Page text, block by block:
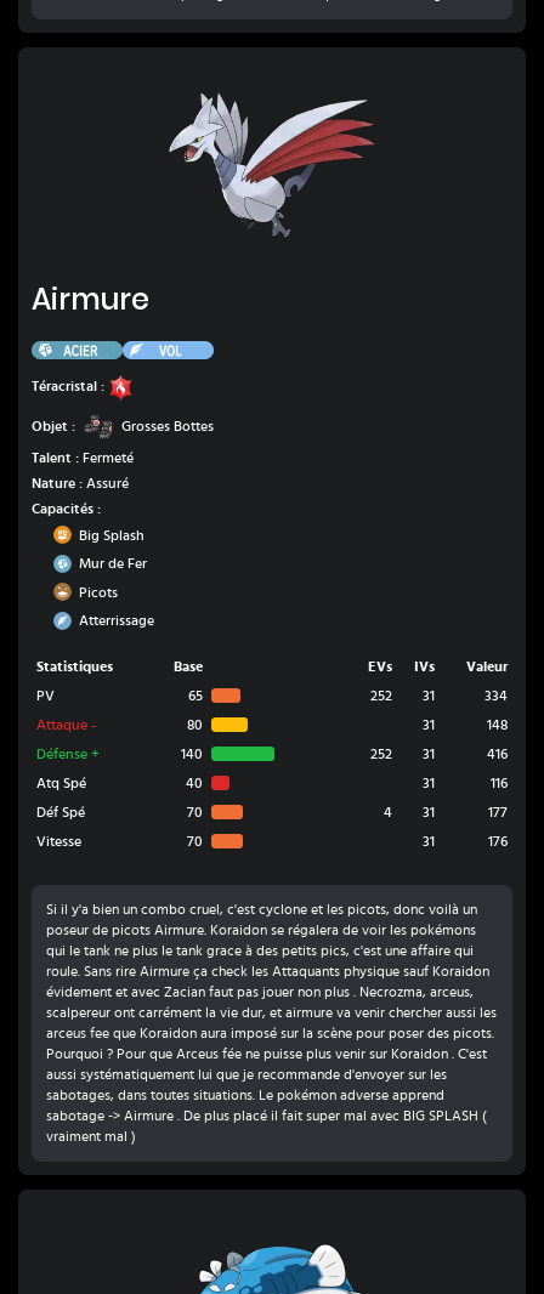
Airmure
Acier Vol
Téracristal :
Objet : Grosses Bottes
Talent : Fermeté
Nature : Assuré
Capacités :
Combat
Big Splash
Acier
Mur de Fer
SolPicots
VolAtterrissage
Statistiques Base EVs IVs
Valeur
PV
65 252 31
334
Attaque - 80 31
148
Défense + 140 252 31
416
Atq Spé
40 31
116
Déf Spé
70 4 31
177
Vitesse
70 31 176
Si il y'a bien un combo cruel, c'est cyclone et les picots, donc voilà un
poseur de picots Airmure. Koraidon se régalera de voir les pokémons
qui le tank ne plus le tank grace à des petits pics, c'est une affaire qui
roule. Sans rire Airmure ça check les Attaquants physique sauf Koraidon
évidement et avec Zacian faut pas jouer non plus . Necrozma, arceus,
scalpereur ont carrément la vie dur, et airmure va venir chercher aussi les
arceus fee que Koraidon aura imposé sur la scène pour poser des picots.
Pourquoi ? Pour que Arceus fée ne puisse plus venir sur Koraidon . C'est
aussi systématiquement lui que je recommande d'envoyer sur les
sabotages, dans toutes situations. Le pokémon adverse apprend
sabotage -> Airmure . De plus placé il fait super mal avec BIG SPLASH (